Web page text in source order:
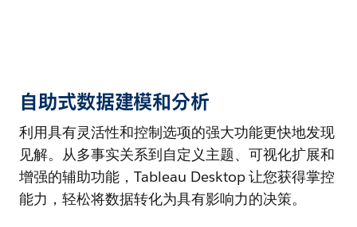
自助式数据建模和分析
利用具有灵活性和控制选项的强大功能更快地发现
见解。从多事实关系到自定义主题、可视化扩展和
增强的辅助功能，Tableau Desktop 让您获得掌控
能力，轻松将数据转化为具有影响力的决策。